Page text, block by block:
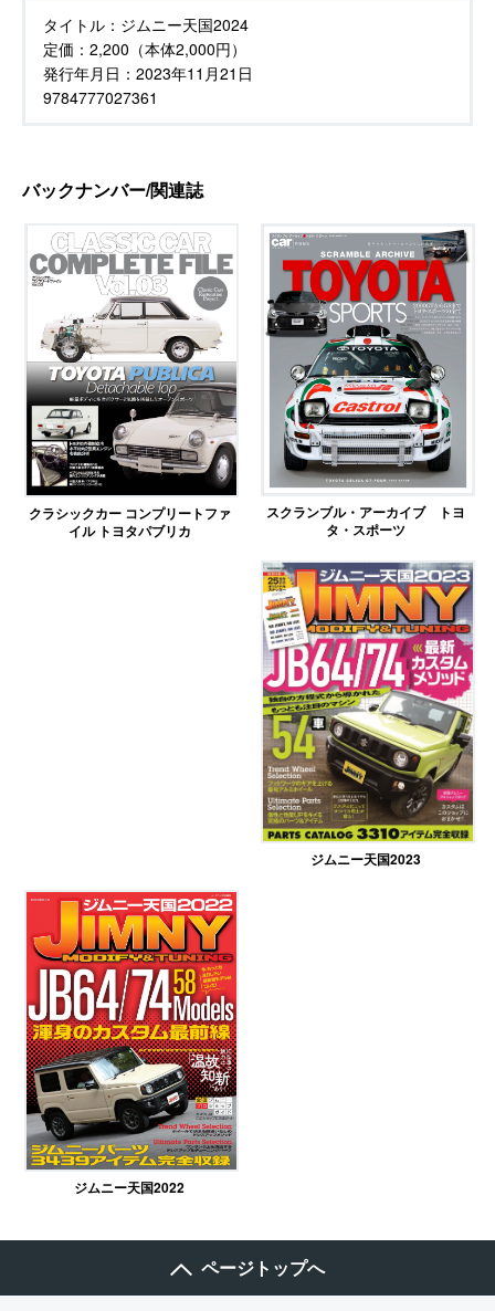
タイトル： ジムニー天国2024
定価： 2,200（本体2,000円）
発行年月日： 2023年11月21日
9784777027361
バックナンバー/関連誌
クラシックカー コンプリートファ
イル トヨタパブリカ
スクランブル・アーカイブ トヨ
タ・スポーツ
ジムニー天国2023
ジムニー天国2022
ページトップへ